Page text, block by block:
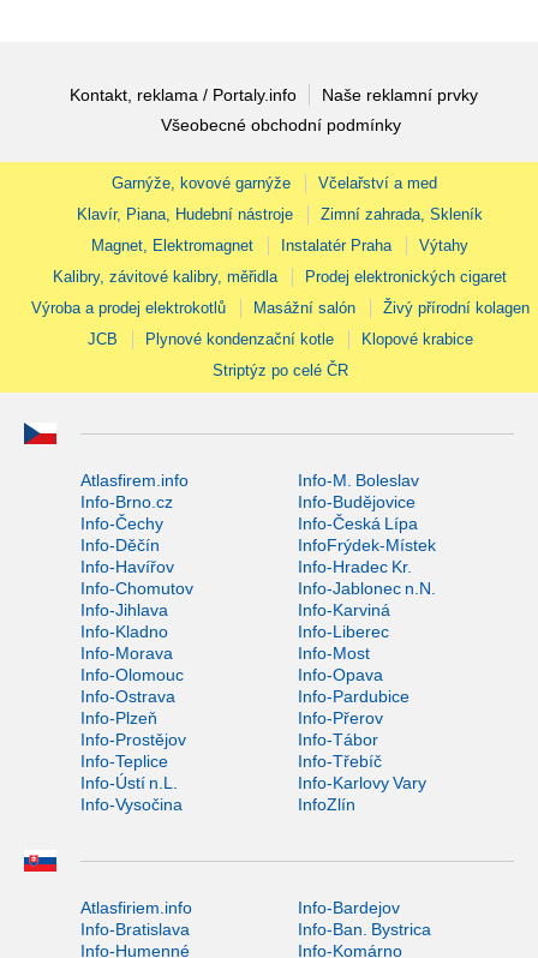
Kontakt, reklama / Portaly.info
Naše reklamní prvky
Všeobecné obchodní podmínky
Garnýže, kovové garnýže
Včelařství a med
Klavír, Piana, Hudební nástroje
Zimní zahrada, Skleník
Magnet, Elektromagnet
Instalatér Praha
Výtahy
Kalibry, závitové kalibry, měřidla
Prodej elektronických cigaret
Výroba a prodej elektrokotlů
Masážní salón
Živý přírodní kolagen
JCB
Plynové kondenzační kotle
Klopové krabice
Striptýz po celé ČR
Atlasfirem.info
Info-M. Boleslav
Info-Brno.cz
Info-Budějovice
Info-Čechy
Info-Česká Lípa
Info-Děčín
InfoFrýdek-Místek
Info-Havířov
Info-Hradec Kr.
Info-Chomutov
Info-Jablonec n.N.
Info-Jihlava
Info-Karviná
Info-Kladno
Info-Liberec
Info-Morava
Info-Most
Info-Olomouc
Info-Opava
Info-Ostrava
Info-Pardubice
Info-Plzeň
Info-Přerov
Info-Prostějov
Info-Tábor
Info-Teplice
Info-Třebíč
Info-Ústí n.L.
Info-Karlovy Vary
Info-Vysočina
InfoZlín
Atlasfiriem.info
Info-Bardejov
Info-Bratislava
Info-Ban. Bystrica
Info-Humenné
Info-Komárno